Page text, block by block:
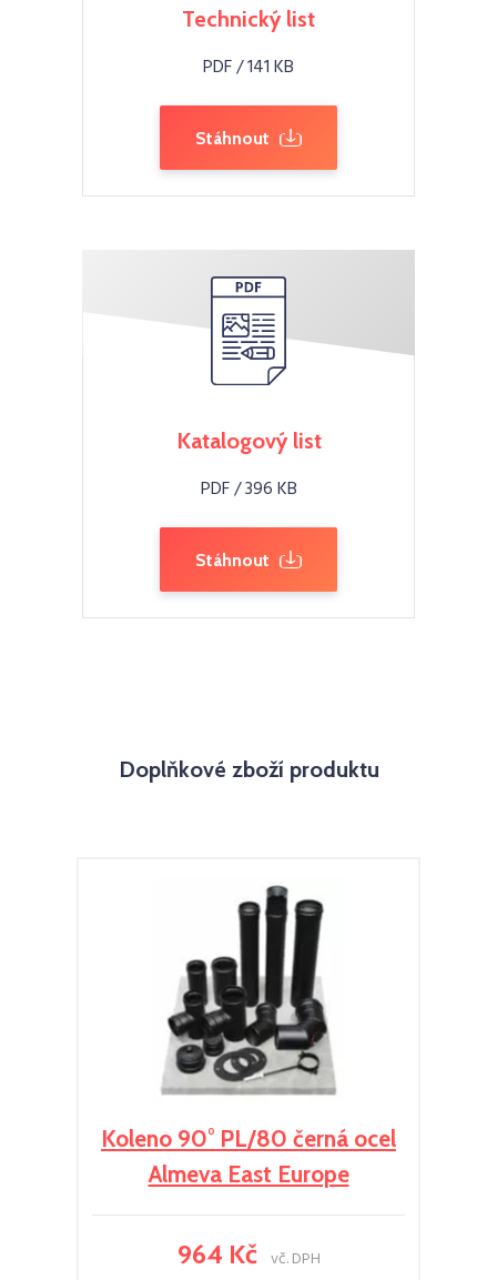
Technický list
PDF / 141 KB
Stáhnout
Katalogový list
PDF / 396 KB
Stáhnout
Doplňkové zboží produktu
Koleno 90° PL/80 černá ocel
Almeva East Europe
964 Kč vč. DPH